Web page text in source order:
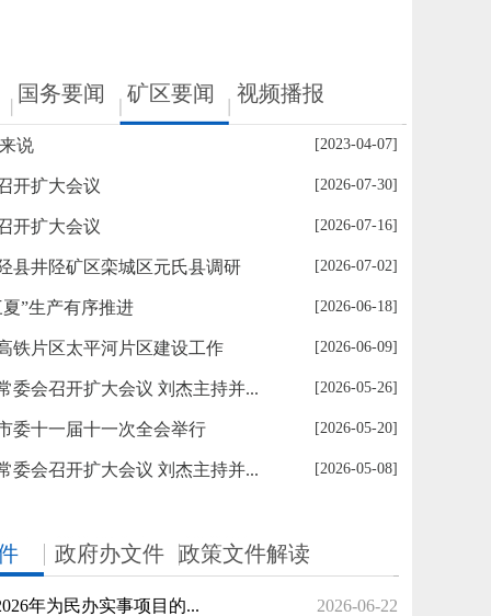
国务要闻 矿区要闻 视频播报
说 [2023-04-07]
开扩大会议 [2026-07-30]
开扩大会议 [2026-07-16]
县井陉矿区栾城区元氏县调研 [2026-07-02]
”生产有序推进 [2026-06-18]
铁片区太平河片区建设工作 [2026-06-09]
委会召开扩大会议 刘杰主持并... [2026-05-26]
委十一届十一次全会举行 [2026-05-20]
委会召开扩大会议 刘杰主持并... [2026-05-08]
政府办文件 政策文件解读
年为民办实事项目的...
2026-06-22